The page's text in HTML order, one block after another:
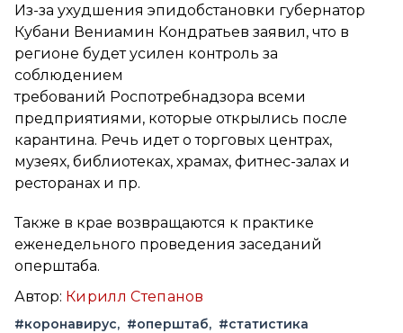
Из-за ухудшения эпидобстановки губернатор
Кубани Вениамин Кондратьев заявил, что в
регионе будет усилен контроль за
соблюдением
требований Роспотребнадзора всеми
предприятиями, которые открылись после
карантина. Речь идет о торговых центрах,
музеях, библиотеках, храмах, фитнес-залах и
ресторанах и пр.
Также в крае возвращаются к практике
еженедельного проведения заседаний
оперштаба.
Автор: Кирилл Степанов
#коронавирус #оперштаб #статистика